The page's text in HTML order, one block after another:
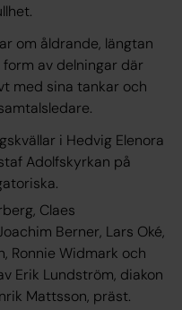
om åldrande, längtan
av delningar där
med sina tankar och
i Hedvig Elenora
Adolfskyrkan på
Claes
Berner, Lars Oké,
Ronnie Widmark och
Erik Lundström, diakon
Mattsson, präst.